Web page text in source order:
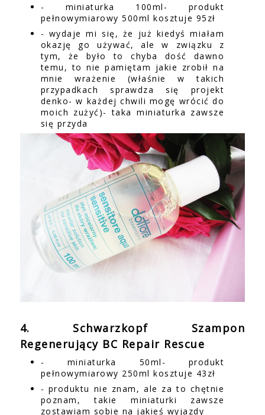
- miniaturka 100ml- produkt
pełnowymiarowy 500ml kosztuje 95zł
- wydaje mi się, że już kiedyś miałam
okazję go używać, ale w związku z
tym, że było to chyba dość dawno
temu, to nie pamiętam jakie zrobił na
mnie wrażenie (właśnie w takich
przypadkach sprawdza się projekt
denko- w każdej chwili mogę wrócić do
moich zużyć)- taka miniaturka zawsze
się przyda
4. Schwarzkopf Szampon
Regenerujący BC Repair Rescue
- miniaturka 50ml- produkt
pełnowymiarowy 250ml kosztuje 43zł
- produktu nie znam, ale za to chętnie
poznam, takie miniaturki zawsze
zostawiam sobie na jakieś wyjazdy